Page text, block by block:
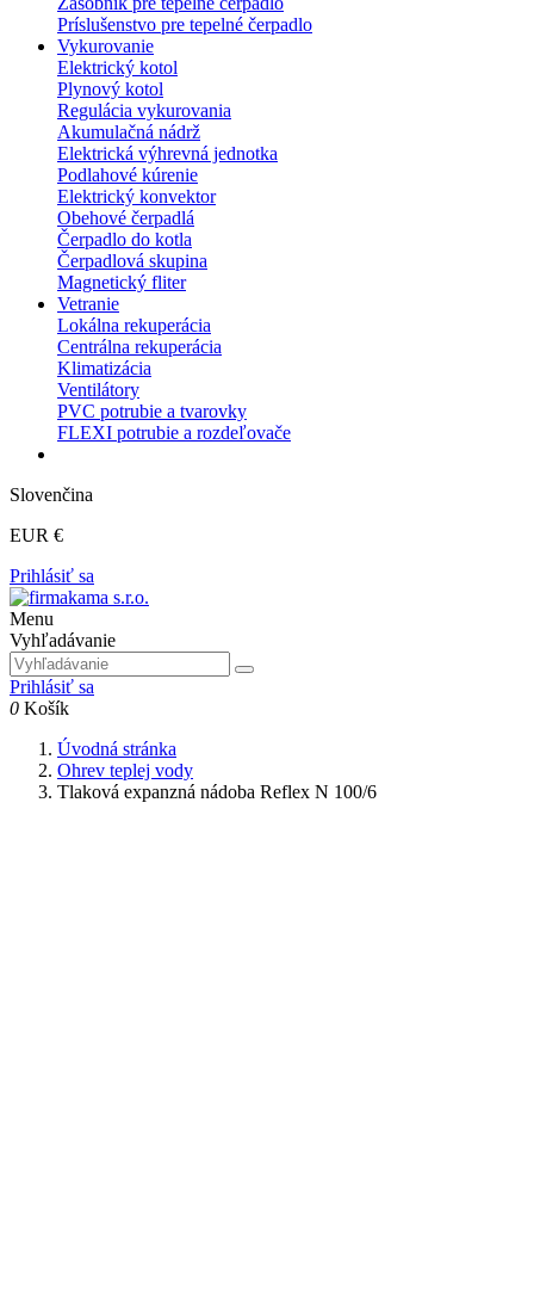
Príslušenstvo pre tepelné čerpadlo
Vykurovanie
Elektrický kotol
Plynový kotol
Regulácia vykurovania
Akumulačná nádrž
Elektrická výhrevná jednotka
Podlahové kúrenie
Elektrický konvektor
Obehové čerpadlá
Čerpadlo do kotla
Čerpadlová skupina
Magnetický fliter
Vetranie
Lokálna rekuperácia
Centrálna rekuperácia
Klimatizácia
Ventilátory
PVC potrubie a tvarovky
FLEXI potrubie a rozdeľovače
Slovenčina
EUR €
Prihlásiť sa
Menu
Vyhľadávanie
Prihlásiť sa
0 Košík
Úvodná stránka
Ohrev teplej vody
Tlaková expanzná nádoba Reflex N 100/6